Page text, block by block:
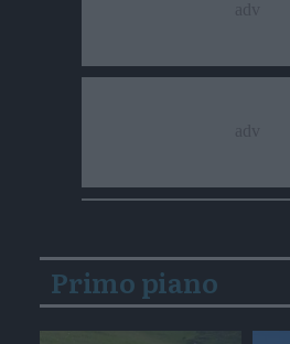
Primo piano